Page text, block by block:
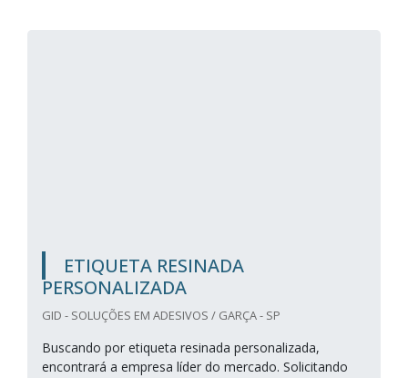
ETIQUETA RESINADA
PERSONALIZADA
GID - SOLUÇÕES EM ADESIVOS / GARÇA - SP
Buscando por etiqueta resinada personalizada,
encontrará a empresa líder do mercado. Solicitando